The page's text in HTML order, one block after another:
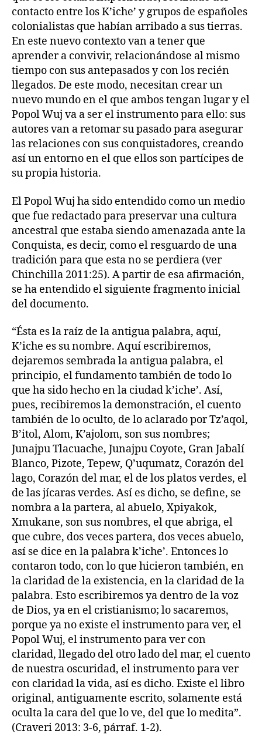
contacto entre los K’iche’ y grupos de españoles
colonialistas que habían arribado a sus tierras.
En este nuevo contexto van a tener que
aprender a convivir, relacionándose al mismo
tiempo con sus antepasados y con los recién
llegados. De este modo, necesitan crear un
nuevo mundo en el que ambos tengan lugar y el
Popol Wuj va a ser el instrumento para ello: sus
autores van a retomar su pasado para asegurar
las relaciones con sus conquistadores, creando
así un entorno en el que ellos son partícipes de
su propia historia.
El Popol Wuj ha sido entendido como un medio
que fue redactado para preservar una cultura
ancestral que estaba siendo amenazada ante la
Conquista, es decir, como el resguardo de una
tradición para que esta no se perdiera (ver
Chinchilla 2011:25). A partir de esa afirmación,
se ha entendido el siguiente fragmento inicial
del documento.
“Ésta es la raíz de la antigua palabra, aquí,
K’iche es su nombre. Aquí escribiremos,
dejaremos sembrada la antigua palabra, el
principio, el fundamento también de todo lo
que ha sido hecho en la ciudad k’iche’. Así,
pues, recibiremos la demonstración, el cuento
también de lo oculto, de lo aclarado por Tz’aqol,
B’itol, Alom, K’ajolom, son sus nombres;
Junajpu Tlacuache, Junajpu Coyote, Gran Jabalí
Blanco, Pizote, Tepew, Q’uqumatz, Corazón del
lago, Corazón del mar, el de los platos verdes, el
de las jícaras verdes. Así es dicho, se define, se
nombra a la partera, al abuelo, Xpiyakok,
Xmukane, son sus nombres, el que abriga, el
que cubre, dos veces partera, dos veces abuelo,
así se dice en la palabra k’iche’. Entonces lo
contaron todo, con lo que hicieron también, en
la claridad de la existencia, en la claridad de la
palabra. Esto escribiremos ya dentro de la voz
de Dios, ya en el cristianismo; lo sacaremos,
porque ya no existe el instrumento para ver, el
Popol Wuj, el instrumento para ver con
claridad, llegado del otro lado del mar, el cuento
de nuestra oscuridad, el instrumento para ver
con claridad la vida, así es dicho. Existe el libro
original, antiguamente escrito, solamente está
oculta la cara del que lo ve, del que lo medita”.
(Craveri 2013: 3-6, párraf. 1-2).